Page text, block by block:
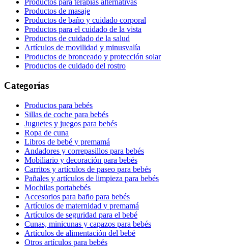
Productos para terapias alternativas
Productos de masaje
Productos de baño y cuidado corporal
Productos para el cuidado de la vista
Productos de cuidado de la salud
Artículos de movilidad y minusvalía
Productos de bronceado y protección solar
Productos de cuidado del rostro
Categorías
Productos para bebés
Sillas de coche para bebés
Juguetes y juegos para bebés
Ropa de cuna
Libros de bebé y premamá
Andadores y correpasillos para bebés
Mobiliario y decoración para bebés
Carritos y artículos de paseo para bebés
Pañales y artículos de limpieza para bebés
Mochilas portabebés
Accesorios para baño para bebés
Artículos de maternidad y premamá
Artículos de seguridad para el bebé
Cunas, minicunas y capazos para bebés
Artículos de alimentación del bebé
Otros artículos para bebés